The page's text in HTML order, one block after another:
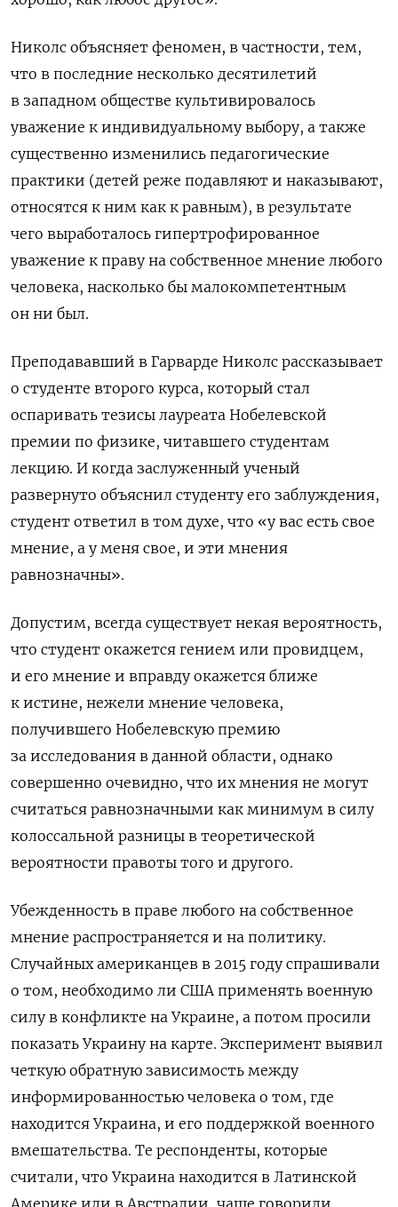
Николс объясняет феномен, в частности, тем,
что в последние несколько десятилетий
в западном обществе культивировалось
уважение к индивидуальному выбору, а также
существенно изменились педагогические
практики (детей реже подавляют и наказывают,
относятся к ним как к равным), в результате
чего выработалось гипертрофированное
уважение к праву на собственное мнение любого
человека, насколько бы малокомпетентным
он ни был.
Преподававший в Гарварде Николс рассказывает
о студенте второго курса, который стал
оспаривать тезисы лауреата Нобелевской
премии по физике, читавшего студентам
лекцию. И когда заслуженный ученый
развернуто объяснил студенту его заблуждения,
студент ответил в том духе, что «у вас есть свое
мнение, а у меня свое, и эти мнения
равнозначны».
Допустим, всегда существует некая вероятность,
что студент окажется гением или провидцем,
и его мнение и вправду окажется ближе
к истине, нежели мнение человека,
получившего Нобелевскую премию
за исследования в данной области, однако
совершенно очевидно, что их мнения не могут
считаться равнозначными как минимум в силу
колоссальной разницы в теоретической
вероятности правоты того и другого.
Убежденность в праве любого на собственное
мнение распространяется и на политику.
Случайных американцев в 2015 году спрашивали
о том, необходимо ли США применять военную
силу в конфликте на Украине, а потом просили
показать Украину на карте. Эксперимент выявил
четкую обратную зависимость между
информированностью человека о том, где
находится Украина, и его поддержкой военного
вмешательства. Те респонденты, которые
считали, что Украина находится в Латинской
Америке или в Австралии, чаще говорили